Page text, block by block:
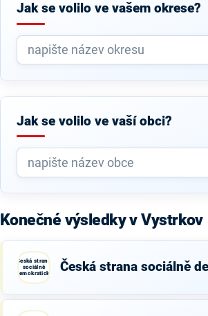
Jak se volilo ve vašem okrese?
Jak se volilo ve vaší obci?
Konečné výsledky v Vystrkov
Česká strana
sociálně
demokratická
Česká strana sociálně